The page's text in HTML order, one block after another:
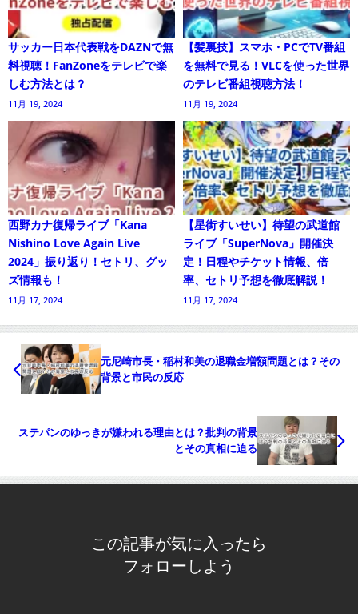
サッカー日本代表戦をDAZNで無
料視聴！FanZoneをテレビで楽
しむ方法とは？
11月 19, 2024
【髪裏技】スマホ・PCでTV番組
を無料で見る！VLCを使った世界
のテレビ番組視聴方法！
11月 19, 2024
西野カナ復帰ライブ「Kana
Nishino Love Again Live
2024」振り返り！セトリ、グッ
ズ情報も！
11月 17, 2024
【星街すいせい】待望の武道館
ライブ「SuperNova」開催決
定！日程やチケット情報、倍
率、セトリ予想を徹底解説！
11月 17, 2024
元尼崎市長・稲村和美の退職金増額問題とは？その
背景と市民の反応
ステパンのゆっきが嫌われる理由とは？批判の背景
とその真相に迫る
この記事が気に入ったら
フォローしよう